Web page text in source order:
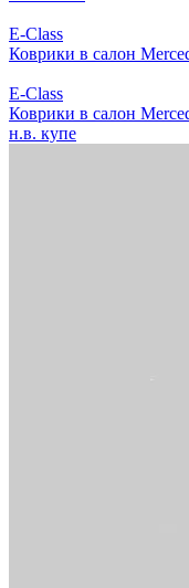
E-Class
Коврики в салон
E-Class
Коврики в салон
н.в. купе